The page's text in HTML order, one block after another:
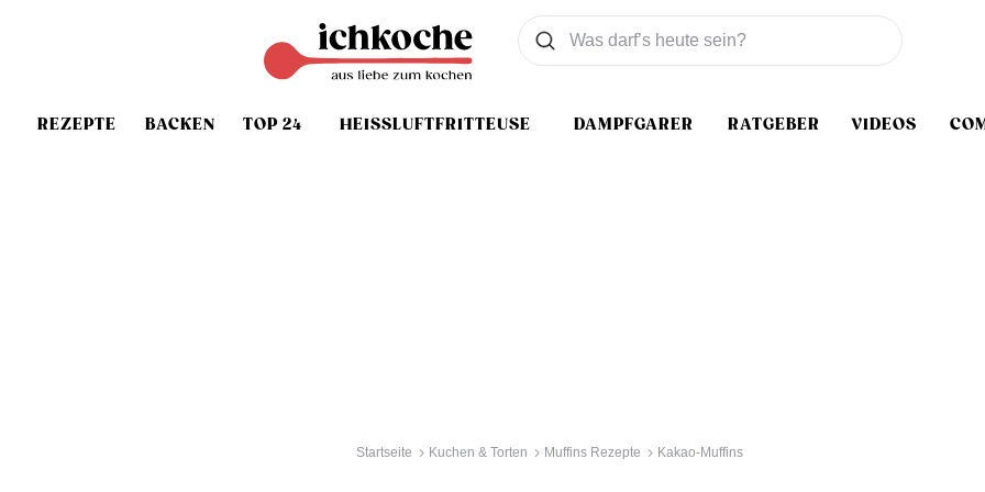
REZEPTE BACKEN TOP 24 HEISSLUFTFRITTEUSE DAMPFGARER RATGEBER VIDEOS
Was wollen Sie suchen
Suchen
Startseite Kuchen & Torten Muffins Rezepte Kakao-Muffins